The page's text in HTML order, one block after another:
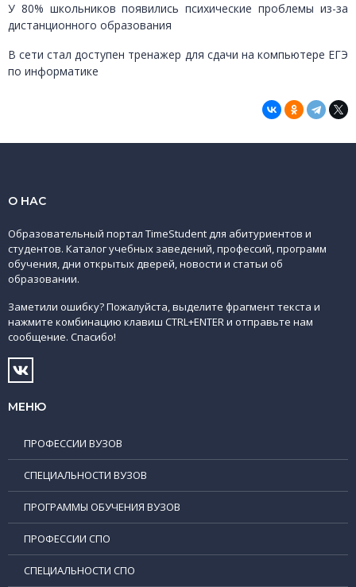
У 80% школьников появились психические проблемы из-за
дистанционного образования
В сети стал доступен тренажер для сдачи на компьютере ЕГЭ
по информатике
О НАС
Образовательный портал TimeStudent для абитуриентов и
студентов. Каталог учебных заведений, профессий, программ
обучения, дни открытых дверей, новости и статьи об
образовании.
Заметили ошибку? Пожалуйста, выделите фрагмент текста и
нажмите комбинацию клавиш CTRL+ENTER и отправьте нам
сообщение. Спасибо!
МЕНЮ
ПРОФЕССИИ ВУЗОВ
СПЕЦИАЛЬНОСТИ ВУЗОВ
ПРОГРАММЫ ОБУЧЕНИЯ ВУЗОВ
ПРОФЕССИИ СПО
СПЕЦИАЛЬНОСТИ СПО